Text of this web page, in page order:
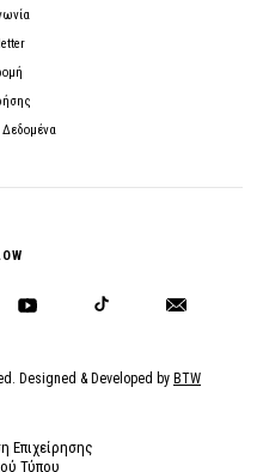
Designed & Developed by BTW
Επιχείρησης
Τύπου